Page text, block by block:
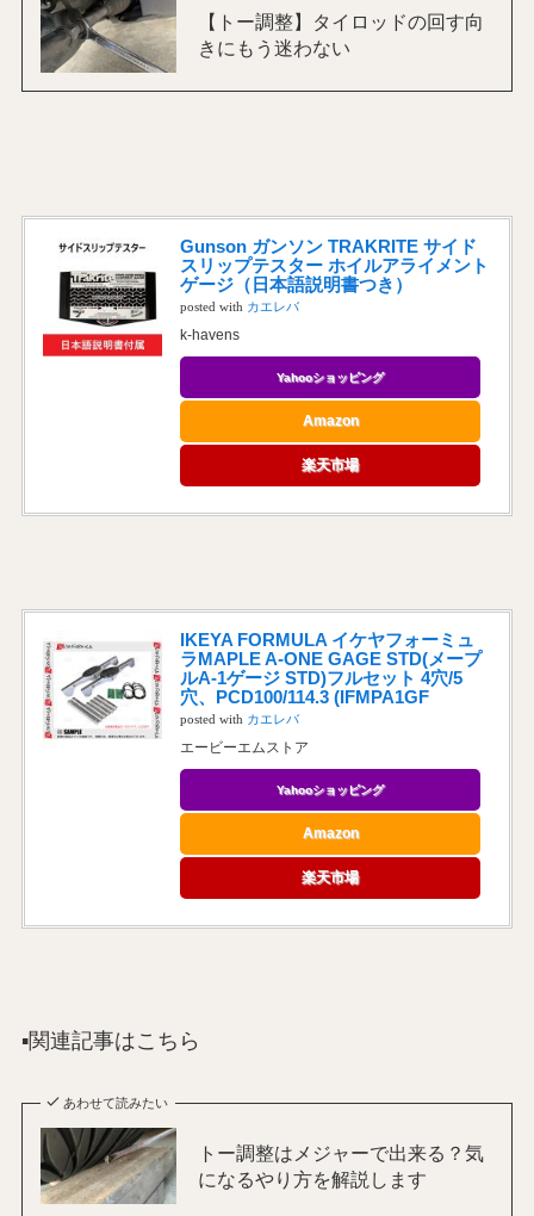
【トー調整】タイロッドの回す向
きにもう迷わない
Gunson ガンソン TRAKRITE サイド
スリップテスター ホイルアライメント
ゲージ（日本語説明書つき）
posted with カエレバ
k-havens
Yahooショッピング
Amazon
楽天市場
IKEYA FORMULA イケヤフォーミュ
ラMAPLE A-ONE GAGE STD(メープ
ルA-1ゲージ STD)フルセット 4穴/5
穴、PCD100/114.3 (IFMPA1GF
posted with カエレバ
エービーエムストア
Yahooショッピング
Amazon
楽天市場
▪️関連記事はこちら
あわせて読みたい
トー調整はメジャーで出来る？気
になるやり方を解説します